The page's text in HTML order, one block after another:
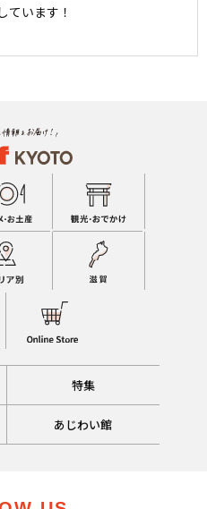
ています！
特集
あじわい館